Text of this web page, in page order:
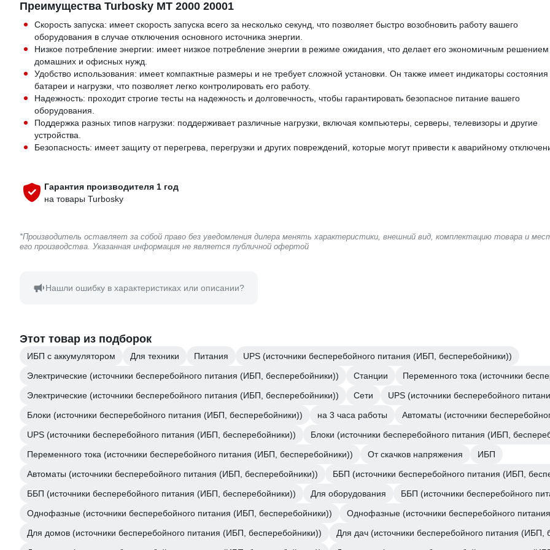
Преимущества Turbosky MT 2000 20001
Скорость запуска: имеет скорость запуска всего за несколько секунд, что позволяет быстро возобновить работу вашего
оборудования в случае отключения основного источника энергии.
Низкое потребление энергии: имеет низкое потребление энергии в режиме ожидания, что делает его экономичным
домашних и офисных нужд.
Удобство использования: имеет компактные размеры и не требует сложной установки. Он также имеет индикаторы состояния
батареи и нагрузки, что позволяет легко контролировать его работу.
Надежность: проходит строгие тесты на надежность и долговечность, чтобы гарантировать безопасное питание вашего
оборудования.
Поддержка разных типов нагрузки: поддерживает различные нагрузки, включая компьютеры, серверы, телевизоры и другие
устройства.
Безопасность: имеет защиту от перегрева, перегрузки и других повреждений, которые могут привести к аварийному
Гарантия производителя 1 год
на товары Turbosky
*Производитель оставляет за собой право без уведомления дилера менять характеристики, внешний вид, комплектацию товара и
его производства. Указанная информация не является публичной офертой
Нашли ошибку в характеристиках или описании?
Этот товар из подборок
ИБП с аккумулятором Для техники Питания
UPS (источники бесперебойного питания (ИБП, бесперебойники))
Электрические (источники бесперебойного питания (ИБП, бесперебойники))
Станции
Переменного тока (источники
Электрические (источники бесперебойного питания (ИБП, бесперебойники))
Сети
UPS (источники бесперебойного
Блоки (источники бесперебойного питания (ИБП, бесперебойники))
на 3 часа работы Автоматы (источники
UPS (источники бесперебойного питания (ИБП, бесперебойники))
Блоки (источники бесперебойного питания (ИБП,
Переменного тока (источники бесперебойного питания (ИБП, бесперебойники))
От скачков напряжения
ИБП
Автоматы (источники бесперебойного питания (ИБП, бесперебойники))
ББП (источники бесперебойного питания (ИБП,
ББП (источники бесперебойного питания (ИБП, бесперебойники))
Для оборудования ББП (источники бесперебойного
Однофазные (источники бесперебойного питания (ИБП, бесперебойники))
Однофазные (источники бесперебойного
Для домов (источники бесперебойного питания (ИБП, бесперебойники))
Для дач (источники бесперебойного питания (ИБП,